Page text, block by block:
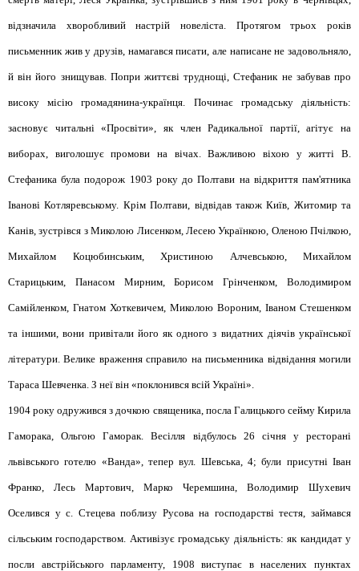
відзначила хворобливий настрій новеліста. Протягом трьох років
письменник жив у друзів, намагався писати, але написане не задовольняло,
й він його знищував. Попри життєві труднощі, Стефаник не забував про
високу місію громадянина-українця. Починає громадську діяльність:
засновує читальні «Просвіти», як член Радикальної партії, агітує на
виборах, виголошує промови на вічах. Важливою віхою у житті В.
Стефаника була подорож 1903 року до Полтави на відкриття пам'ятника
Іванові Котляревському. Крім Полтави, відвідав також Київ, Житомир та
Канів, зустрівся з Миколою Лисенком, Лесею Українкою, Оленою Пчілкою,
Михайлом Коцюбинським, Христиною Алчевською, Михайлом
Старицьким, Панасом Мирним, Борисом Грінченком, Володимиром
Самійленком, Гнатом Хоткевичем, Миколою Вороним, Іваном Стешенком
та іншими, вони привітали його як одного з видатних діячів української
літератури. Велике враження справило на письменника відвідання могили
Тараса Шевченка. З неї він «поклонився всій Україні».
1904 року одружився з дочкою священика, посла Галицького сейму Кирила
Гаморака, Ольгою Гаморак. Весілля відбулось 26 січня у ресторані
львівського готелю «Ванда», тепер вул. Шевська, 4; були присутні Іван
Франко, Лесь Мартович, Марко Черемшина, Володимир Шухевич
Оселився у с. Стецева поблизу Русова на господарстві тестя, займався
сільським господарством. Активізує громадську діяльність: як кандидат у
посли австрійського парламенту, 1908 виступає в населених пунктах